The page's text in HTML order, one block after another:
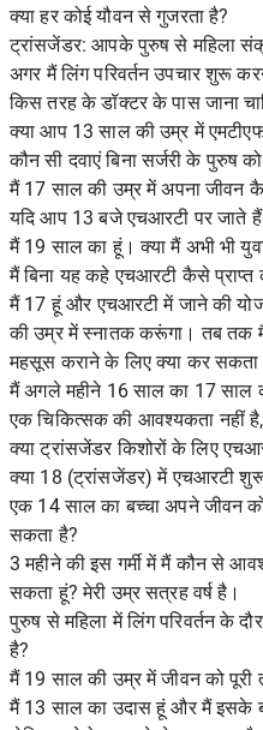
क्या हर कोई यौवन से गुजरता है?
ट्रांसजेंडर: आपके पुरुष से महिला
अगर मैं लिंग परिवर्तन उपचार शुरू
किस तरह के डॉक्टर के पास जाना
क्या आप 13 साल की उम्र में
कौन सी दवाएं बिना सर्जरी के पुरुष
मैं 17 साल की उम्र में अपना जीवन
यदि आप 13 बजे एचआरटी पर जाते हैं
मैं 19 साल का हूं। क्या मैं अभी भी
मैं बिना यह कहे एचआरटी कैसे
मैं 17 हूं और एचआरटी में जाने की
की उम्र में स्नातक करूंगा। तब तक
महसूस कराने के लिए क्या कर सकता
मैं अगले महीने 16 साल का 17 साल
एक चिकित्सक की आवश्यकता नहीं
क्या ट्रांसजेंडर किशोरों के लिए
क्या 18 (ट्रांसजेंडर) में एचआरटी
एक 14 साल का बच्चा अपने जीवन
सकता है?
3 महीने की इस गर्मी में मैं कौन से
सकता हूं? मेरी उम्र सत्रह वर्ष है।
पुरुष से महिला में लिंग परिवर्तन के
है?
मैं 19 साल की उम्र में जीवन को
मैं 13 साल का उदास हूं और मैं इसके